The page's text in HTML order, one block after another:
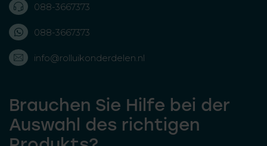
088-3667373
088-3667373
info@rolluikonderdelen.nl
Brauchen Sie Hilfe bei der
Auswahl des richtigen